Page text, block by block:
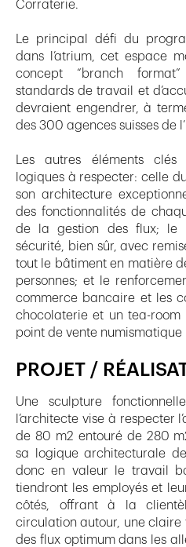
Corraterie.
Le principal défi du
dans l’atrium, cet espace
concept “branch
standards de travail et
devraient engendrer, à
des 300 agences suisses de
Les autres éléments
logiques à respecter: celle
son architecture
des fonctionnalités de
de la gestion des flux; le
sécurité, bien sûr, avec
tout le bâtiment en matière
personnes; et le
commerce bancaire et les
chocolaterie et un tea-room
point de vente numismatique
PROJET /
Une sculpture
l’architecte vise à respecter
de 80 m2 entouré de 280
sa logique architecturale
donc en valeur le travail
tiendront les employés et
côtés, offrant à la
circulation autour, une claire
des flux optimum dans les